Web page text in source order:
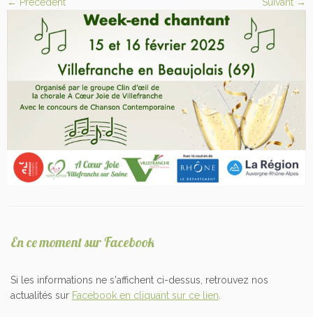
← Précédent Suivant →
En ce moment sur Facebook
Si les informations ne s'affichent ci-dessus, retrouvez nos
actualités sur Facebook en cliquant sur ce lien